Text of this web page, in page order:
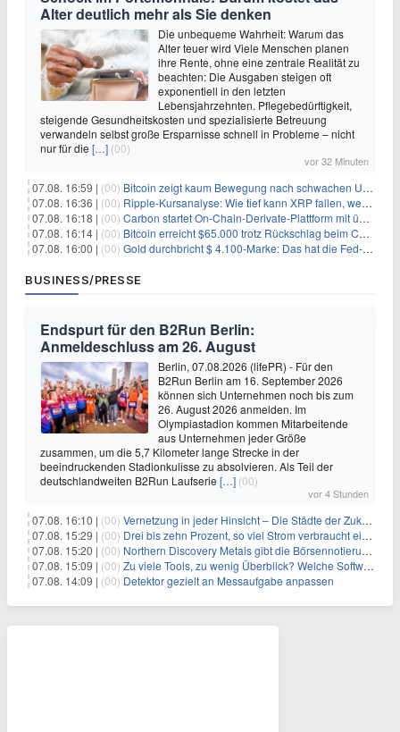
Alter deutlich mehr als Sie denken
Die unbequeme Wahrheit: Warum das
Alter teuer wird Viele Menschen planen
ihre Rente, ohne eine zentrale Realität zu
beachten: Die Ausgaben steigen oft
exponentiell in den letzten
Lebensjahrzehnten. Pflegebedürftigkeit,
steigende Gesundheitskosten und spezialisierte Betreuung
verwandeln selbst große Ersparnisse schnell in Probleme – nicht
nur für die […] (00)
vor 32 Minuten
07.08. 16:59 | (00) Bitcoin zeigt kaum Bewegung nach schwachen US-Arbeitsmarktdaten, Fed-Zinserhöhungschancen sinken auf 44%
07.08. 16:36 | (00) Ripple-Kursanalyse: Wie tief kann XRP fallen, wenn die $1-Unterstützung am Wochenende verloren geht?
07.08. 16:18 | (00) Carbon startet On-Chain-Derivate-Plattform mit über 950 Märkten in einem Konto
07.08. 16:14 | (00) Bitcoin erreicht $65.000 trotz Rückschlag beim CLARITY Act und fehlendem US-Iran-Abkommen
07.08. 16:00 | (00) Gold durchbricht $ 4.100-Marke: Das hat die Fed-Entscheidung ausgelöst
BUSINESS/PRESSE
Endspurt für den B2Run Berlin:
Anmeldeschluss am 26. August
Berlin, 07.08.2026 (lifePR) - Für den
B2Run Berlin am 16. September 2026
können sich Unternehmen noch bis zum
26. August 2026 anmelden. Im
Olympiastadion kommen Mitarbeitende
aus Unternehmen jeder Größe
zusammen, um die 5,7 Kilometer lange Strecke in der
beeindruckenden Stadionkulisse zu absolvieren. Als Teil der
deutschlandweiten B2Run Laufserie […] (00)
vor 4 Stunden
07.08. 16:10 | (00) Vernetzung in jeder Hinsicht – Die Städte der Zukunft sind grün-blau
07.08. 15:29 | (00) Drei bis zehn Prozent, so viel Strom verbraucht ein Aufzug im Gebäude
07.08. 15:20 | (00) Northern Discovery Metals gibt die Börsennotierung an der Frankfurter Wertpapierbörse bekannt
07.08. 15:09 | (00) Zu viele Tools, zu wenig Überblick? Welche Software IT-Dienstleister wirklich brauchen
07.08. 14:09 | (00) Detektor gezielt an Messaufgabe anpassen